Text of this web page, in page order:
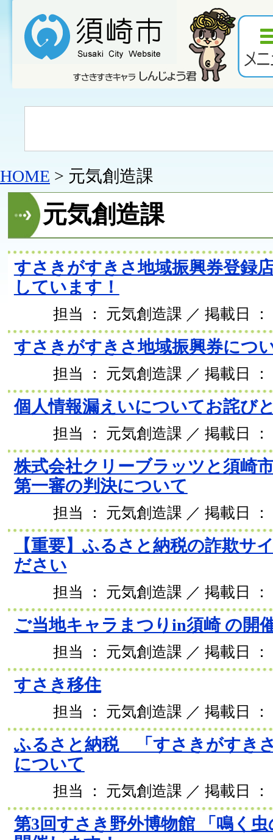
HOME > 元気創造課
元気創造課
すさきがすきさ地域振興券登録
しています！
担当 ： 元気創造課 ／ 掲載日 ：
すさきがすきさ地域振興券につ
担当 ： 元気創造課 ／ 掲載日 ：
個人情報漏えいについてお詫び
担当 ： 元気創造課 ／ 掲載日 ：
株式会社クリーブラッツと須崎
第一審の判決について
担当 ： 元気創造課 ／ 掲載日 ：
【重要】ふるさと納税の詐欺サ
ださい
担当 ： 元気創造課 ／ 掲載日 ：
ご当地キャラまつりin須崎 の開
担当 ： 元気創造課 ／ 掲載日 ：
すさき移住
担当 ： 元気創造課 ／ 掲載日 ：
ふるさと納税 「すさきがすき
について
担当 ： 元気創造課 ／ 掲載日 ：
第3回すさき野外博物館 「鳴く